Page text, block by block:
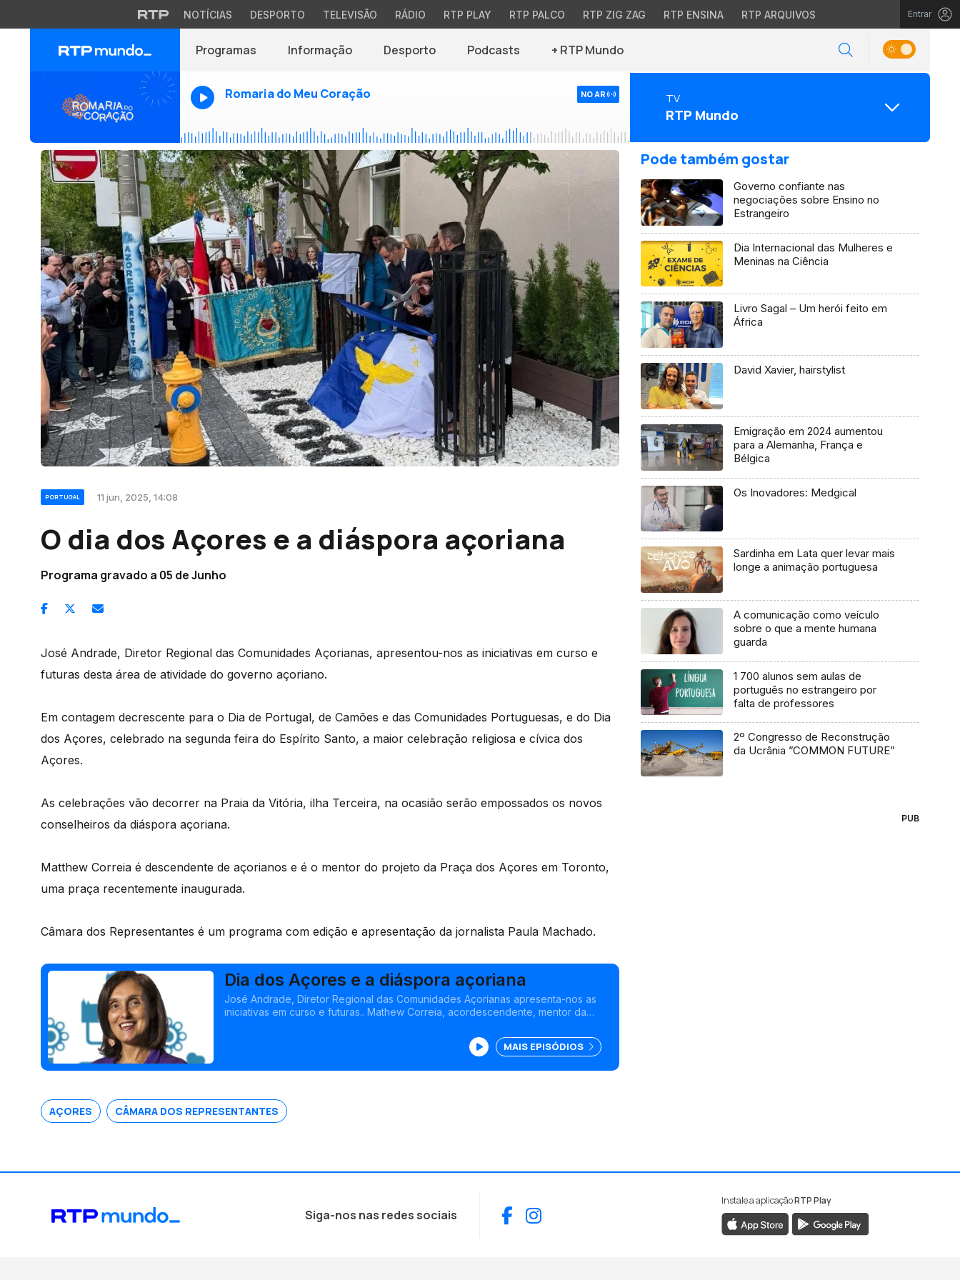
NOTÍCIAS DESPORTO TELEVISÃO RÁDIO RTP PLAY RTP PALCO RTP ZIG ZAG RTP ENSINA RTP ARQUIVOS Entrar
Programas Informação Desporto Podcasts + RTP Mundo
Romaria do Meu Coração NO AR TV
RTP Mundo
PORTUGAL 11 jun, 2025, 14:08
O dia dos Açores e a diáspora açoriana
Programa gravado a 05 de Junho
José Andrade, Diretor Regional das Comunidades Açorianas, apresentou-nos as iniciativas em curso e
futuras desta área de atividade do governo açoriano.
Em contagem decrescente para o Dia de Portugal, de Camões e das Comunidades Portuguesas, e do Dia
dos Açores, celebrado na segunda feira do Espírito Santo, a maior celebração religiosa e cívica dos
Açores.
As celebrações vão decorrer na Praia da Vitória, ilha Terceira, na ocasião serão empossados os novos
conselheiros da diáspora açoriana.
Matthew Correia é descendente de açorianos e é o mentor do projeto da Praça dos Açores em Toronto,
uma praça recentemente inaugurada.
Câmara dos Representantes é um programa com edição e apresentação da jornalista Paula Machado.
Dia dos Açores e a diáspora açoriana
José Andrade, Diretor Regional das Comunidades Açorianas apresenta-nos as
iniciativas em curso e futuras.. Mathew Correia, acordescendente, mentor da
MAIS EPISÓDIOS
AÇORES CÂMARA DOS REPRESENTANTES
Pode também gostar
Governo confiante nas
negociações sobre Ensino no
Estrangeiro
Dia Internacional das Mulheres e
Meninas na Ciência
Livro Sagal – Um herói feito em
África
David Xavier, hairstylist
Emigração em 2024 aumentou
para a Alemanha, França e
Bélgica
Os Inovadores: Medgical
Sardinha em Lata quer levar mais
longe a animação portuguesa
A comunicação como veículo
sobre o que a mente humana
guarda
1 700 alunos sem aulas de
português no estrangeiro por
falta de professores
2º Congresso de Reconstrução
da Ucrânia ”COMMON FUTURE”
PUB
Siga-nos nas redes sociais Facebook
Instagram
Instale a aplicaçãoRTP Play